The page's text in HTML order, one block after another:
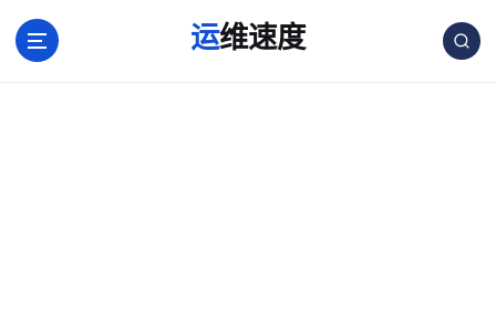
运维速度